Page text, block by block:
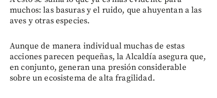
muchos: las basuras y el ruido, que ahuyentan a las
aves y otras especies.
Aunque de manera individual muchas de estas
acciones parecen pequeñas, la Alcaldía asegura que,
en conjunto, generan una presión considerable
sobre un ecosistema de alta fragilidad.